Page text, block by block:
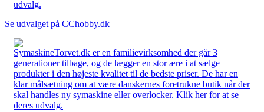
udvalg.
Se udvalget på CChobby.dk
SymaskineTorvet.dk er en familievirksomhed der går 3
generationer tilbage, og de lægger en stor ære i at sælge
produkter i den højeste kvalitet til de bedste priser. De har en
klar målsætning om at være danskernes foretrukne butik når der
skal handles ny symaskine eller overlocker. Klik her for at se
deres udvalg.